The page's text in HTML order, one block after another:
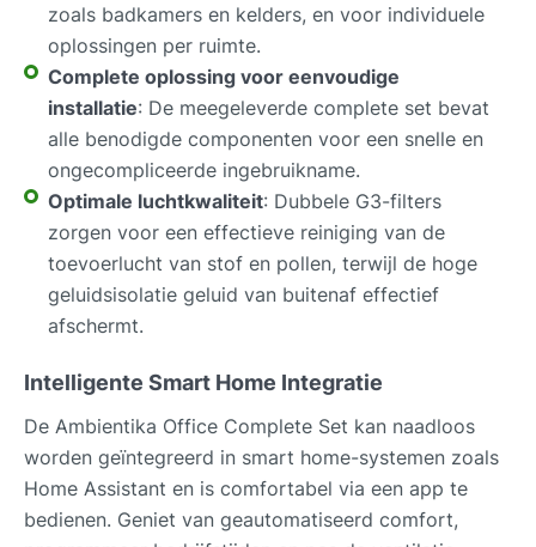
zoals badkamers en kelders, en voor individuele
oplossingen per ruimte.
Complete oplossing voor eenvoudige
installatie: De meegeleverde complete set bevat
alle benodigde componenten voor een snelle en
ongecompliceerde ingebruikname.
Optimale luchtkwaliteit: Dubbele G3-filters
zorgen voor een effectieve reiniging van de
toevoerlucht van stof en pollen, terwijl de hoge
geluidsisolatie geluid van buitenaf effectief
afschermt.
Intelligente Smart Home Integratie
De Ambientika Office Complete Set kan naadloos
worden geïntegreerd in smart home-systemen zoals
Home Assistant en is comfortabel via een app te
bedienen. Geniet van geautomatiseerd comfort,